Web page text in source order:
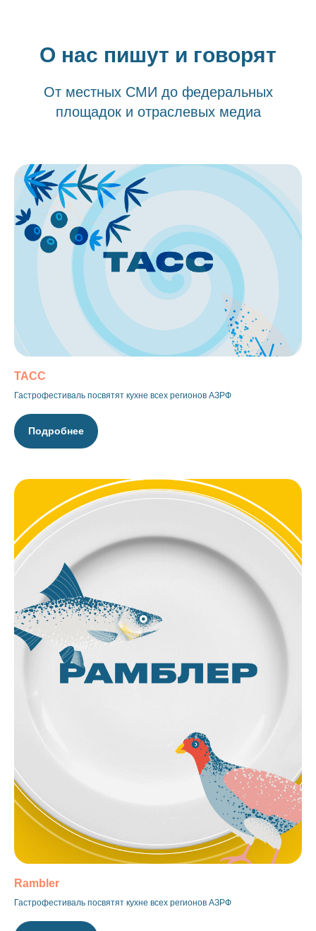
О нас пишут и говорят
От местных СМИ до федеральных
площадок и отраслевых медиа
ТАСС
Гастрофестиваль посвятят кухне всех регионов АЗРФ
Подробнее
Rambler
Гастрофестиваль посвятят кухне всех регионов АЗРФ